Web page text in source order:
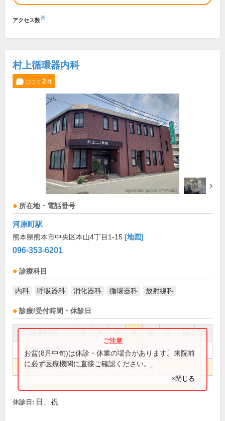
アクセス数※
村上循環器内科
口コミ 2件
所在地・電話番号
河原町駅
熊本県熊本市中央区本山4丁目1-15 [地図]
096-353-6201
診療科目
内科 呼吸器科 消化器科 循環器科 放射線科
診療/受付時間・休診日
祝
9:00～13:00 ●
9:00～18:30 ● ● ●
お盆(8月中旬)は休診・休業の場合があります。来院前
に必ず医療機関に直接ご確認ください。
×閉じる
休診日: 日、祝